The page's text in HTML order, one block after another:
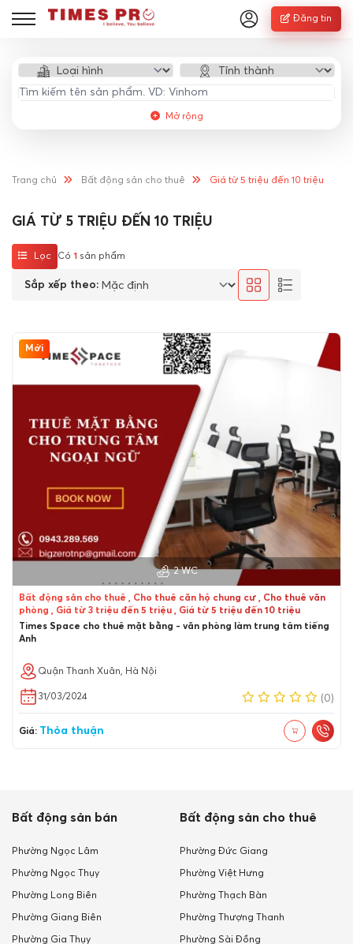
Đăng tin
Mở rộng
Trang chủ Bất động sản cho thuê Giá từ 5 triệu đến 10 triệu
GIÁ TỪ 5 TRIỆU ĐẾN 10 TRIỆU
Lọc Có 1 sản phẩm
Sắp xếp theo:
Mới
2 WC
Bất động sản cho thuê , Cho thuê căn hộ chung cư , Cho thuê văn
phòng , Giá từ 3 triệu đến 5 triệu , Giá từ 5 triệu đến 10 triệu
Times Space cho thuê mặt bằng - văn phòng làm trung tâm tiếng
Anh
Quận Thanh Xuân, Hà Nội
31/03/2024 (0)
Giá: Thỏa thuận
Bất động sản bán
Phường Ngọc Lâm
Phường Ngọc Thụy
Phường Long Biên
Phường Giang Biên
Phường Gia Thụy
Bất động sản cho thuê
Phường Đức Giang
Phường Việt Hưng
Phường Thạch Bàn
Phường Thượng Thanh
Phường Sài Đồng